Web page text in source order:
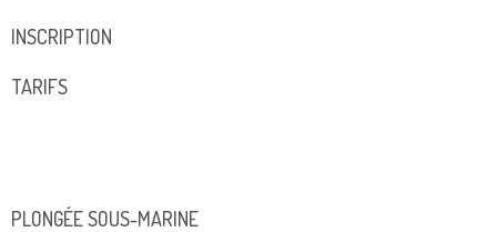
INSCRIPTION
TARIFS
PLONGÉE SOUS-MARINE